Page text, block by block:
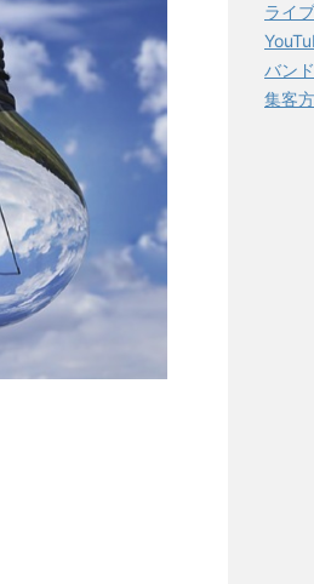
ライ
バン
集客